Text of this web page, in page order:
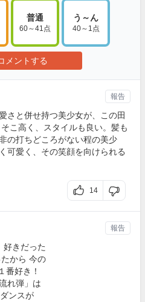
普通
60～41点
う～ん
40～1点
メントする
さと併せ持つ美少女が、この田
こ高く、スタイルも良い。髪も
の打ちどころがない程の美少
可愛く、その笑顔を向けられる
14
報告
きだった
から 今の
番好き！
れ弾」は
ンスが
報告